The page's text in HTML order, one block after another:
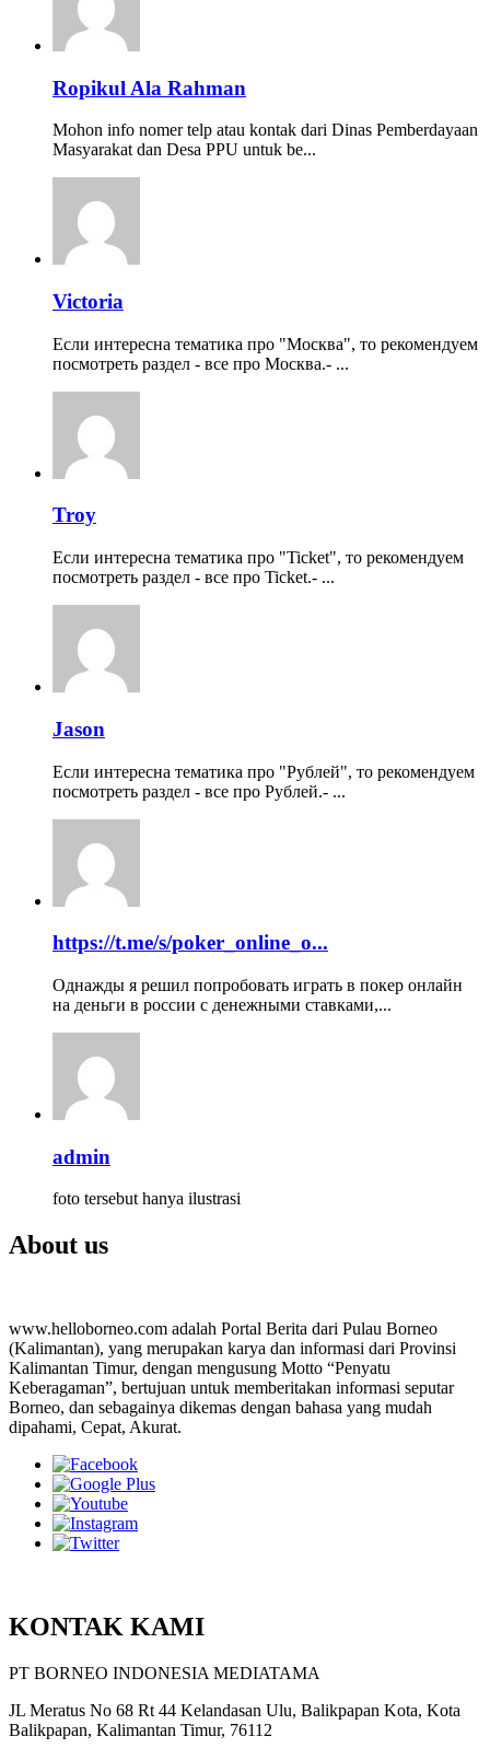
Ropikul Ala Rahman
Mohon info nomer telp atau kontak dari Dinas Pemberdayaan
Masyarakat dan Desa PPU untuk be...
Victoria
Если интересна тематика про "Москва", то рекомендуем
посмотреть раздел - все про Москва.- ...
Troy
Если интересна тематика про "Ticket", то рекомендуем
посмотреть раздел - все про Ticket.- ...
Jason
Если интересна тематика про "Рублей", то рекомендуем
посмотреть раздел - все про Рублей.- ...
https://t.me/s/poker_online_o...
Однажды я решил попробовать играть в покер онлайн
на деньги в россии с денежными ставками,...
admin
foto tersebut hanya ilustrasi
About us
www.helloborneo.com adalah Portal Berita dari Pulau Borneo
(Kalimantan), yang merupakan karya dan informasi dari Provinsi
Kalimantan Timur, dengan mengusung Motto “Penyatu
Keberagaman”, bertujuan untuk memberitakan informasi seputar
Borneo, dan sebagainya dikemas dengan bahasa yang mudah
dipahami, Cepat, Akurat.
KONTAK KAMI
PT BORNEO INDONESIA MEDIATAMA
JL Meratus No 68 Rt 44 Kelandasan Ulu, Balikpapan Kota, Kota
Balikpapan, Kalimantan Timur, 76112